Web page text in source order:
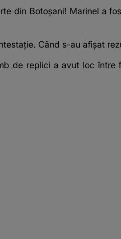
din Botoșani! Marinel a
Când s-au afișat
de replici a avut loc între